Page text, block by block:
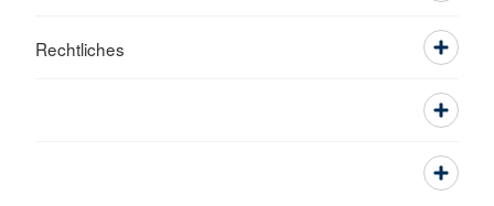
Rechtliches